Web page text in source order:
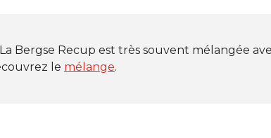
Bergse Recup est très souvent mélangée
le mélange.